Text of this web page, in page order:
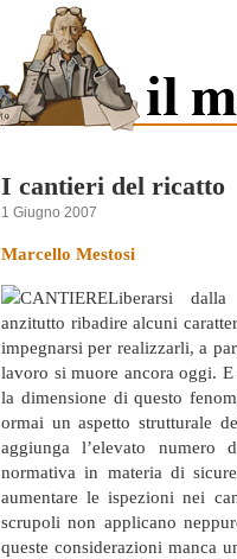
I cantieri del ricatto
1 Giugno 2007
Marcello Mestosi
Liberarsi
anzitutto ribadire alcuni
impegnarsi per realizzarli, a
lavoro si muore ancora oggi.
la dimensione di questo
ormai un aspetto strutturale
aggiunga l’elevato
normativa in materia di
aumentare le ispezioni nei
scrupoli non applicano
queste considerazioni manca